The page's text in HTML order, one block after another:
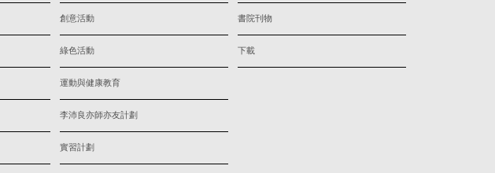
創意活動
綠色活動
運動與健康教育
李沛良亦師亦友計劃
實習計劃
書院刊物
下載